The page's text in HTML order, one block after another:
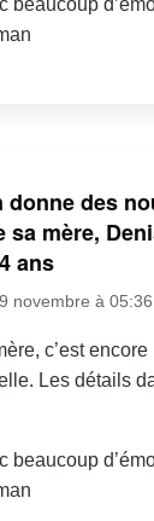
beaucoup
donne des
sa mère,
ans
novembre à 05:36
c’est
Les détails
beaucoup